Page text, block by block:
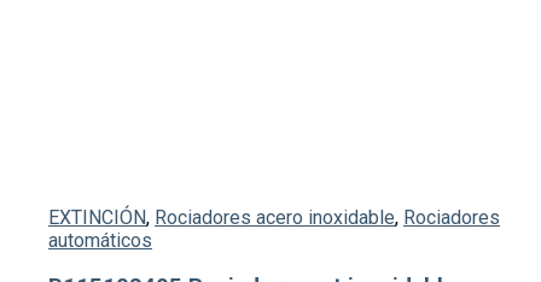
EXTINCIÓN, Rociadores acero inoxidable, Rociadores
automáticos